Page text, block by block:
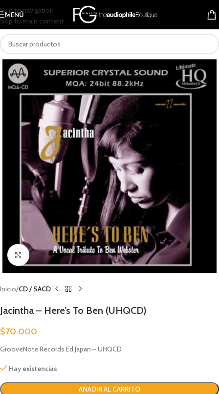
Skip to navigation
Skip to main content
MENÚ
Clic para ampliar
Inicio CD / SACD
Jacintha – Here’s To Ben (UHQCD)
$70.000
GrooveNote Records Ed Japan – UHQCD
Hay existencias
AÑADIR AL CARRITO